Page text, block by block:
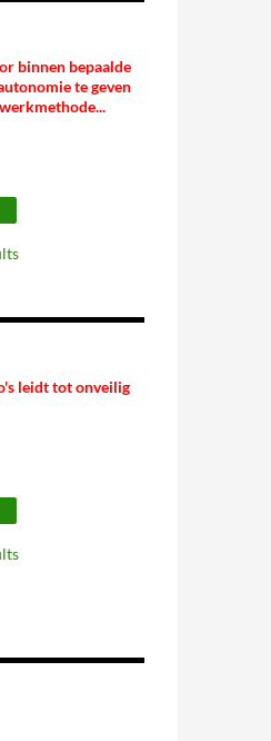
binnen bepaalde
te geven
leidt tot onveilig